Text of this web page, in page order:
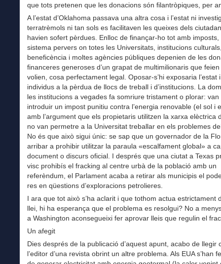
que tots pretenen que les donacions són filantròpiques, per
A l’estat d’Oklahoma passava una altra cosa i l’estat ni
terratrèmols ni tan sols es facilitaven les queixes dels
havien sofert pèrdues. Enlloc de finançar-ho tot amb
sistema pervers on totes les Universitats, institucions
beneficència i moltes agències públiques depenien de les
financeres generoses d’un grapat de multimilionaris que
volien, cosa perfectament legal. Oposar-s’hi exposaria l’estat
individus a la pèrdua de llocs de treball i d’institucions. La
les institucions a vegades fa somriure tristament o plorar: van
introduir un impost punitiu contra l’energia renovable (el sol i
amb l’argument que els propietaris utilitzen la xarxa elèctrica
no van permetre a la Universitat treballar en els problemes
No és que això sigui únic: se sap que un governador de la
arribar a prohibir utilitzar la paraula «escalfament global» a
document o discurs oficial. I després que una ciutat a Texas
visc prohibís el fracking al centre urbà de la població amb un
referèndum, el Parlament acaba a retirar als municipis el
res en qüestions d’exploracions petrolieres.
I ara que tot això s’ha aclarit i que tothom actua estrictament
llei, hi ha esperança que el problema es resolgui? No a
a Washington aconsegueixi fer aprovar lleis que regulin el
Un afegit
Dies després de la publicació d’aquest apunt, acabo de llegir
l’editor d’una revista obrint un altre problema. Als EUA s’han